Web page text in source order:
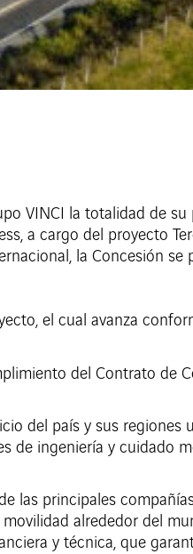
VINCI la totalidad de
a cargo del proyecto
la Concesión se
el cual avanza
del Contrato de
del país y sus regiones
de ingeniería y cuidado
las principales
alrededor del
y técnica, que